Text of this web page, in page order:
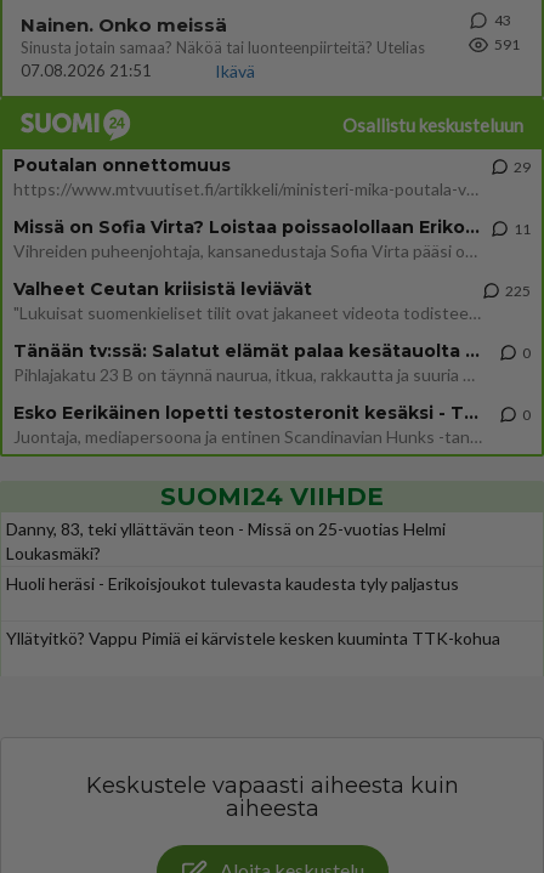
Nainen. Onko meissä
Sinusta jotain samaa? Näköä tai luonteenpiirteitä? Utelias
07.08.2026 21:51
Ikävä
43
591
Osallistu keskusteluun
Poutalan onnettomuus
https://www.mtvuutiset.fi/artikkeli/ministeri-mika-poutala-vakavassa-onnettomuudessa/9375980 Kumma kun jutussa ei manit
29
Missä on Sofia Virta? Loistaa poissaolollaan Erikoisjoukot uudelta kaudelta
Vihreiden puheenjohtaja, kansanedustaja Sofia Virta pääsi otsikoihin, kun tieto hänen osallistumisestaan Erikoisjoukot-k
11
Valheet Ceutan kriisistä leviävät
"Lukuisat suomenkieliset tilit ovat jakaneet videota todisteena siitä, että siirtolaisjoukot aiheuttavat edelleen Ceutas
225
Tänään tv:ssä: Salatut elämät palaa kesätauolta - Tässä hieman juonipaljastuksia
Pihlajakatu 23 B on täynnä naurua, itkua, rakkautta ja suuria salaisuuksia. Suomalaisten yksi pitkäikäisimmistä draamas
0
Esko Eerikäinen lopetti testosteronit kesäksi - Tämä ikävä vaikutus iski heti
Juontaja, mediapersoona ja entinen Scandinavian Hunks -tanssija Esko Eerikäinen on tunnettu avoimuudestaan. Nyt Eerikäi
0
SUOMI24 VIIHDE
Danny, 83, teki yllättävän teon - Missä on 25-vuotias Helmi
Loukasmäki?
Huoli heräsi - Erikoisjoukot tulevasta kaudesta tyly paljastus
Yllätyitkö? Vappu Pimiä ei kärvistele kesken kuuminta TTK-kohua
Keskustele vapaasti aiheesta kuin
aiheesta